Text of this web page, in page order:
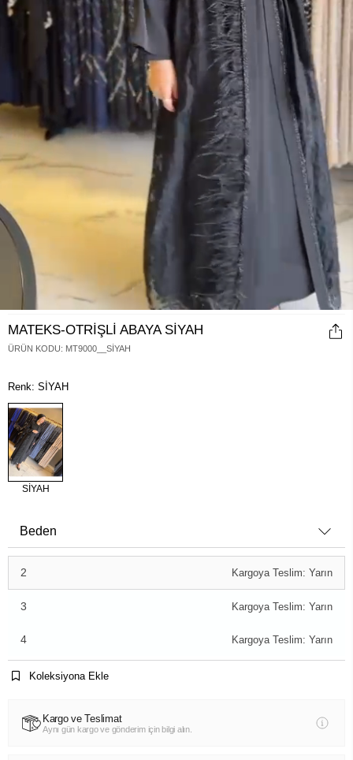
MATEKS-OTRİŞLİ ABAYA SİYAH
ÜRÜN KODU: MT9000__SİYAH
Renk: SİYAH
SİYAH
Beden
2 Kargoya Teslim: Yarın
3 Kargoya Teslim: Yarın
4 Kargoya Teslim: Yarın
Koleksiyona Ekle
Kargo ve Teslimat
Aynı gün kargo ve gönderim için bilgi alın.